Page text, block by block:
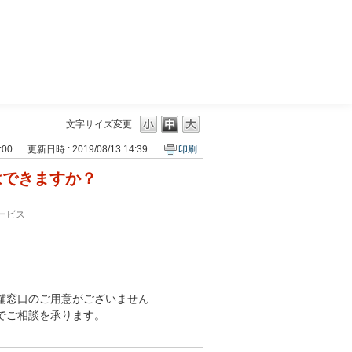
文字サイズ変更
更新日時 : 2019/08/13 14:39 印刷
きますか？
ビス
窓口のご用意がございません
相談を承ります。